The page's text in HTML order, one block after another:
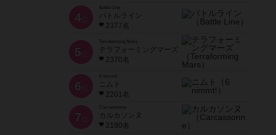
4位
Battle Line
バトルライン
2377名
5 位
Terraforming Mars
テラフォーミングマーズ
2370名
6 位
ニムト
2201名
7 位
Carcassonne
カルカソンヌ
2190名